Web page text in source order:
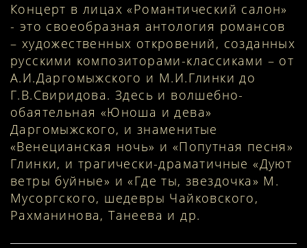
Концерт в лицах «Романтический салон»
- это своеобразная антология романсов
– художественных откровений, созданных
русскими композиторами-классиками – от
А.И.Даргомыжского и М.И.Глинки до
Г.В.Свиридова. Здесь и волшебно-
обаятельная «Юноша и дева»
Даргомыжского, и знаменитые
«Венецианская ночь» и «Попутная песня»
Глинки, и трагически-драматичные «Дуют
ветры буйные» и «Где ты, звездочка» М.
Мусоргского, шедевры Чайковского,
Рахманинова, Танеева и др.